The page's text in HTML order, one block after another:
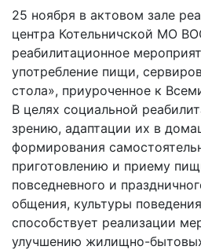
25 ноября в актовом зале
центра Котельничской МО
реабилитационное
употребление пищи,
стола», приуроченное к
В целях социальной
зрению, адаптации их в
формирования
приготовлению и приему
повседневного и
общения, культуры
способствует реализации
улучшению жилищно-